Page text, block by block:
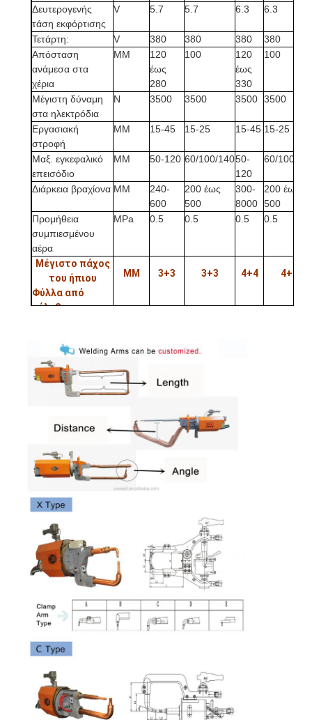
Προϊόντα
Σχετικά με εμάς
Ποιοτικός έλεγχος
επαφή
Νέα
Όλες οι περιπτώσεις
Μιλήστε τώρα.
baidu
Μηχανή σταθερής συγκόλλησης σε σημείο
Δευτερογενής
τάση εκφόρτισης
V 5.7 5.7 6.3 6.3
Τετάρτη: V 380 380 380
380
Απόσταση
ανάμεσα στα
χέρια
ΜΜ
120
έως
280
100
120
έως
330
100
Μέγιστη δύναμη
στα ηλεκτρόδια
N 3500 3500 3500 3500
Εργασιακή
στροφή
ΜΜ 15-45 15-25 15-45 15-25
Μαξ. εγκεφαλικό
επεισόδιο
ΜΜ 50-120 60/100/14050-
120
60/100/
Διάρκεια βραχίονα ΜΜ
240-
600
200 έως
500
300-
8000
200 έως
500
Προμήθεια
συμπιεσμένου
αέρα
MPa 0.5 0.5 0.5 0.5
Μέγιστο πάχος
του ήπιου
Φύλλα από
χάλυβα με
ΜΜ 3+3 3+3 4+4 4+4
Με βραχίονες
500 mm
ΜΜ 2+2 2+2
Με μέγιστο
μήκος βραχίονες
ΜΜ 1.2+1.21.2+1.2
διασταύρωση
14+14
Μείωση της
πίεσης του νερού
ροή νερού ψύξης